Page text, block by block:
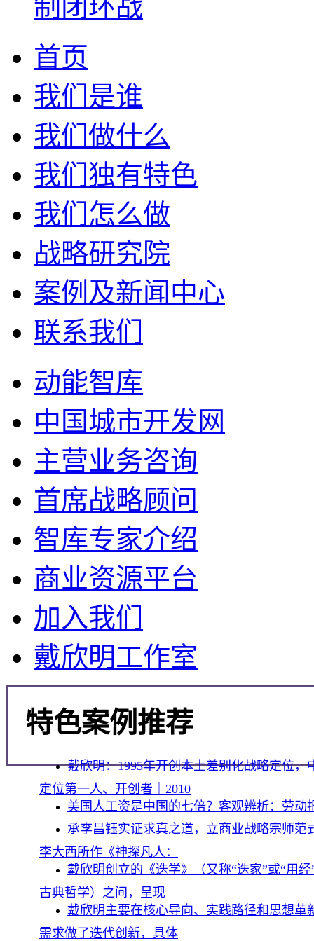
济高
县域-博罗县七产融合
以一城一策为核心，
济高质
36年深圳实战悟道！
进制体系破解商业产
制闭环战
首页
我们是谁
我们做什么
我们独有特色
我们怎么做
战略研究院
案例及新闻中心
联系我们
动能智库
中国城市开发网
主营业务咨询
首席战略顾问
智库专家介绍
商业资源平台
加入我们
戴欣明工作室